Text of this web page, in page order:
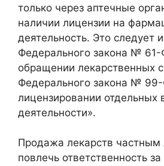
только через аптечные
наличии лицензии на
деятельность. Это следует
Федерального закона №
обращении лекарственных
Федерального закона №
лицензировании отдельных
деятельности».
Продажа лекарств
повлечь ответственность